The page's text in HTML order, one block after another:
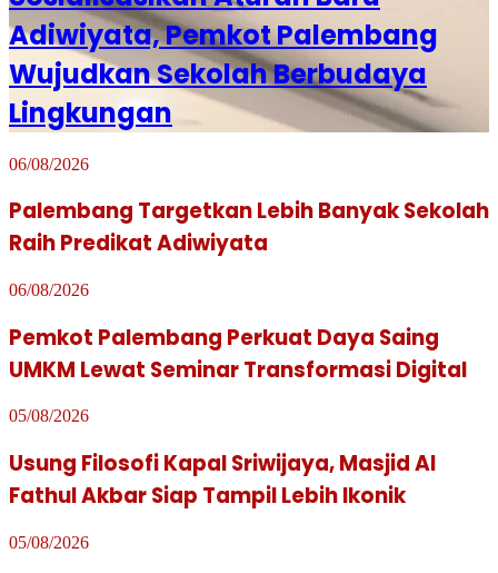
Adiwiyata, Pemkot Palembang
Wujudkan Sekolah Berbudaya
Lingkungan
06/08/2026
Palembang Targetkan Lebih Banyak Sekolah
Raih Predikat Adiwiyata
06/08/2026
Pemkot Palembang Perkuat Daya Saing
UMKM Lewat Seminar Transformasi Digital
05/08/2026
Usung Filosofi Kapal Sriwijaya, Masjid Al
Fathul Akbar Siap Tampil Lebih Ikonik
05/08/2026